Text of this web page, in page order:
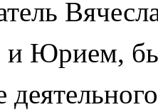
Юрием,